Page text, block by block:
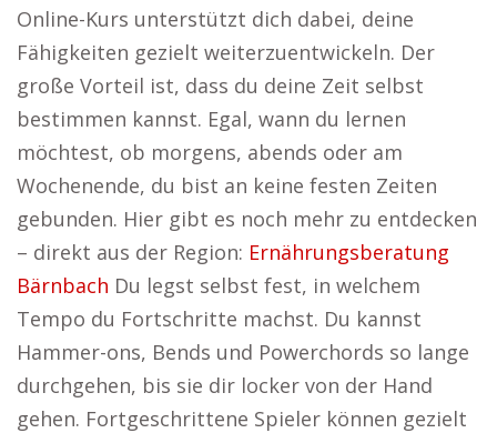
Online-Kurs unterstützt dich dabei, deine
Fähigkeiten gezielt weiterzuentwickeln. Der
große Vorteil ist, dass du deine Zeit selbst
bestimmen kannst. Egal, wann du lernen
möchtest, ob morgens, abends oder am
Wochenende, du bist an keine festen Zeiten
gebunden. Hier gibt es noch mehr zu entdecken
– direkt aus der Region: Ernährungsberatung
Bärnbach Du legst selbst fest, in welchem
Tempo du Fortschritte machst. Du kannst
Hammer-ons, Bends und Powerchords so lange
durchgehen, bis sie dir locker von der Hand
gehen. Fortgeschrittene Spieler können gezielt